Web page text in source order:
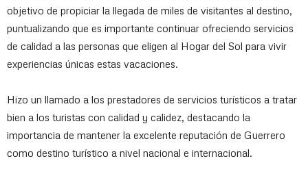
objetivo de propiciar la llegada de miles de visitantes al destino,
puntualizando que es importante continuar ofreciendo servicios
de calidad a las personas que eligen al Hogar del Sol para vivir
experiencias únicas estas vacaciones.
Hizo un llamado a los prestadores de servicios turísticos a tratar
bien a los turistas con calidad y calidez, destacando la
importancia de mantener la excelente reputación de Guerrero
como destino turístico a nivel nacional e internacional.